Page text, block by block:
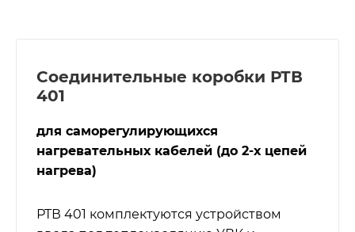
Соединительные коробки РТВ
401
для саморегулирующихся
нагревательных кабелей (до 2-х цепей
нагрева)
РТВ 401 комплектуются устройством